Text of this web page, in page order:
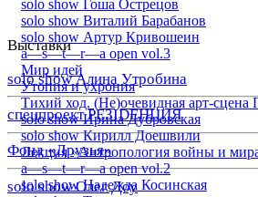
Выставки
solo show Алина Утробина
спецпроект РЕЗIDЕНЦИЯ
Фонд «Друзья»
solo show Олег Доу
solo show Гоша Острецов
solo show Виталий Барабанов
solo show Артур Кривошеин
a—s—t—r—a open vol.3
Мир идей
Утопия и ухрония
Тихий ход. (Не)очевидная арт-сцена
solo show Ирина Дубровская
solo show Кирилл Доешвили
Лекция «Антропология войны и
a—s—t—r—a open vol.2
solo show Надежда Косинская